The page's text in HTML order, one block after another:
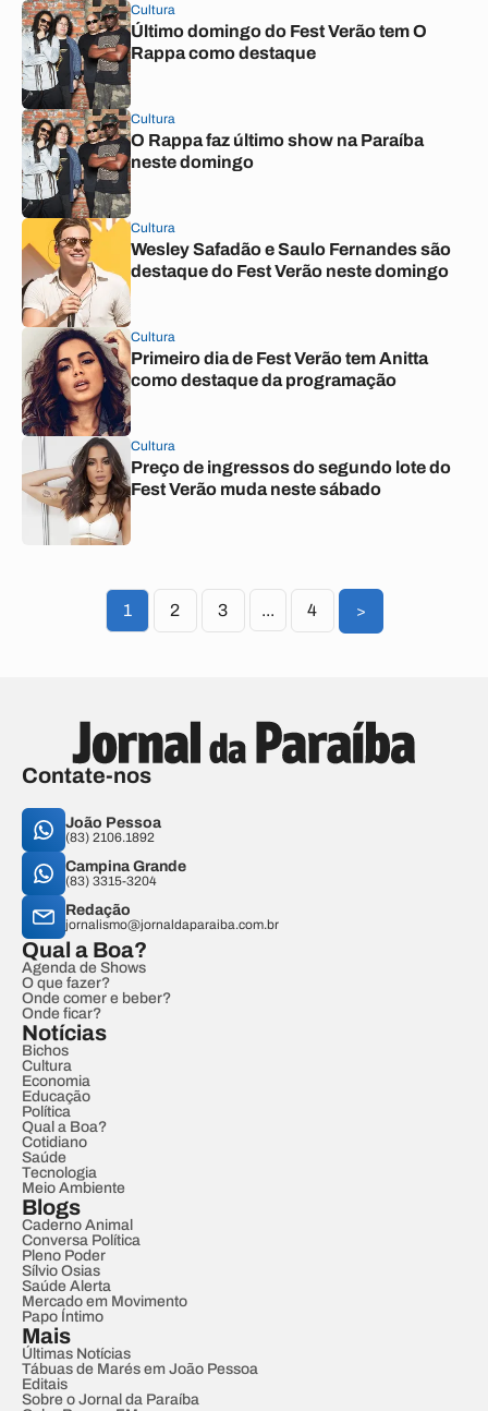
Cultura
Último domingo do Fest Verão tem O
Rappa como destaque
Cultura
O Rappa faz último show na Paraíba
neste domingo
Cultura
Wesley Safadão e Saulo Fernandes são
destaque do Fest Verão neste domingo
Cultura
Primeiro dia de Fest Verão tem Anitta
como destaque da programação
Cultura
Preço de ingressos do segundo lote do
Fest Verão muda neste sábado
1 2 3 ... 4 >
Contate-nos
João Pessoa
(83) 2106.1892
Campina Grande
(83) 3315-3204
Redação
jornalismo@jornaldaparaiba.com.br
Qual a Boa?
Agenda de Shows
O que fazer?
Onde comer e beber?
Onde ficar?
Notícias
Bichos
Cultura
Economia
Educação
Política
Qual a Boa?
Cotidiano
Saúde
Tecnologia
Meio Ambiente
Blogs
Caderno Animal
Conversa Política
Pleno Poder
Sílvio Osias
Saúde Alerta
Mercado em Movimento
Papo Íntimo
Mais
Últimas Notícias
Tábuas de Marés em João Pessoa
Editais
Sobre o Jornal da Paraíba